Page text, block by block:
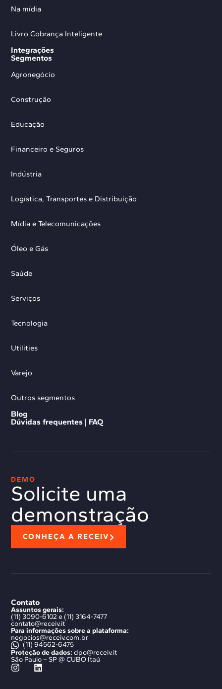
Na mídia
Livro Cobrança Inteligente
Integrações
Segmentos
Agronegócio
Construção
Educação
Financeiro e Seguros
Indústria
Logística, Transportes e Distribuição
Mídia e Telecomunicações
Óleo e Gás
Saúde
Serviços
Tecnologia
Utilities
Varejo
Outros segmentos
Blog
Dúvidas frequentes | FAQ
DEMO
Solicite uma
demonstração
CONHEÇA A RECEIV
Contato
Assuntos gerais:
(11) 3090-6102 e (11) 3164-7477
contato@receiv.it
Para informações sobre a plataforma:
negocios@receiv.com.br
(11) 94562-6475
Proteção de dados:dpo@receiv.it
São Paulo – SP @ CUBO Itaú